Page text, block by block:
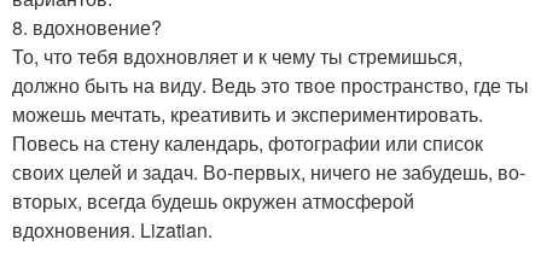
8. вдохновение?
То, что тебя вдохновляет и к чему ты стремишься,
должно быть на виду. Ведь это твое пространство, где ты
можешь мечтать, креативить и экспериментировать.
Повесь на стену календарь, фотографии или список
своих целей и задач. Во-первых, ничего не забудешь, во-
вторых, всегда будешь окружен атмосферой
вдохновения. Lizatian.